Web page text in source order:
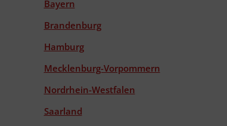
Bayern
Brandenburg
Hamburg
Mecklenburg-Vorpommern
Nordrhein-Westfalen
Saarland